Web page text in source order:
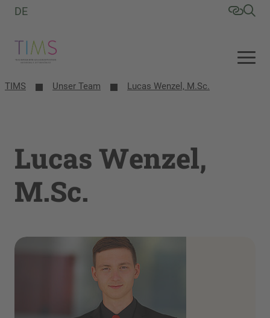
DE
TIMS Unser Team Lucas Wenzel, M.Sc.
Lucas Wenzel,
M.Sc.